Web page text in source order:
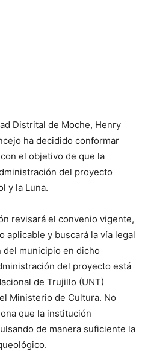
Distrital de Moche, Henry
ha decidido conformar
el objetivo de que la
del proyecto
y la Luna.
revisará el convenio vigente,
aplicable y buscará la vía legal
municipio en dicho
del proyecto está
de Trujillo (UNT)
Ministerio de Cultura. No
que la institución
de manera suficiente la